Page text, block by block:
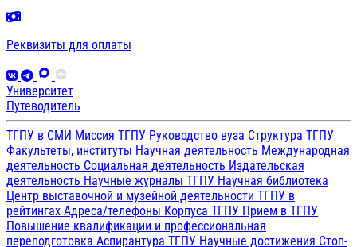
Реквизиты для оплаты
Университет
Путеводитель
ТГПУ в СМИ Миссия ТГПУ Руководство вуза Структура ТГПУ
Факультеты, институты Научная деятельность Международная
деятельность Социальная деятельность Издательская
деятельность Научные журналы ТГПУ Научная библиотека
Центр выставочной и музейной деятельности ТГПУ в
рейтингах Адреса/телефоны Корпуса ТГПУ Прием в ТГПУ
Повышение квалификации и профессиональная
переподготовка Аспирантура ТГПУ Научные достижения Стоп-